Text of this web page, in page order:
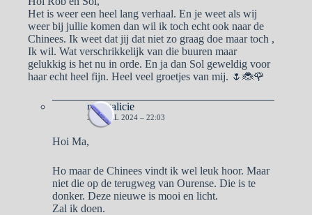
Het is weer een heel lang verhaal. En je weet als wij
weer bij jullie komen dan wil ik toch echt ook naar de
Chinees. Ik weet dat jij dat niet zo graag doe maar toch ,
Ik wil. Wat verschrikkelijk van die buuren maar
gelukkig is het nu in orde. En ja dan Sol geweldig voor
haar echt heel fijn. Heel veel groetjes van mij. 🌷🐞🌹
naargalicie
26 APRIL 2024 – 22:03
Hoi Ma,
Ho maar de Chinees vindt ik wel leuk hoor. Maar
niet die op de terugweg van Ourense. Die is te
donker. Deze nieuwe is mooi en licht.
Zal ik doen.